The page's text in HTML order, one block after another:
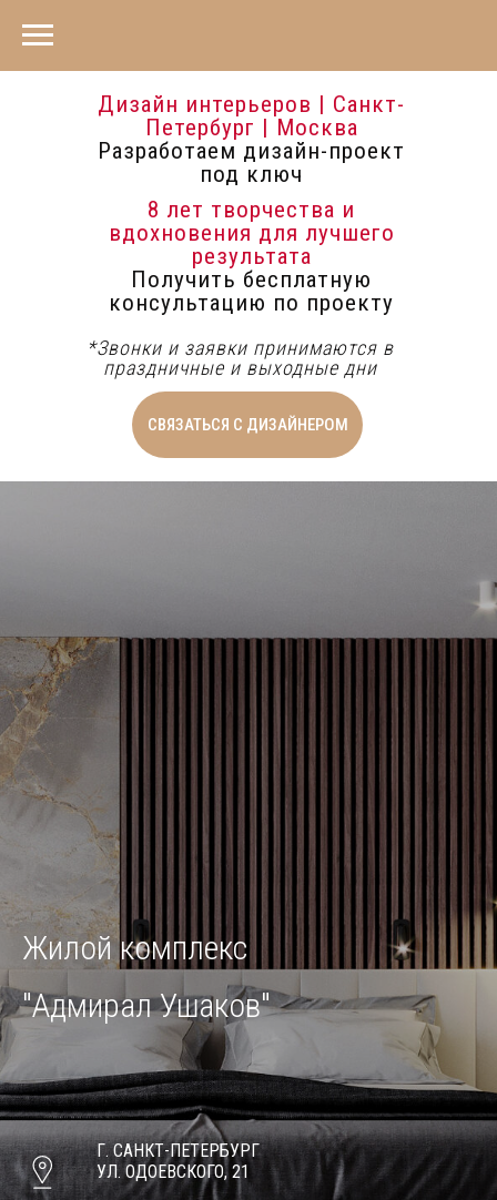
СВЯЗАТЬСЯ С ДИЗАЙНЕРОМ
Дизайн интерьеров | Санкт-
Петербург | Москва
Разработаем дизайн-проект
под ключ
*Звонки и заявки принимаются в
праздничные и выходные дни
8 лет творчества и
вдохновения для лучшего
результата
Получить бесплатную
консультацию по проекту
Жилой комплекс
"Адмирал Ушаков"
Г. САНКТ-ПЕТЕРБУРГ
УЛ. ОДОЕВСКОГО, 21